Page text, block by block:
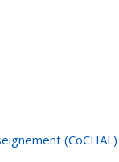
(CoCHAL)